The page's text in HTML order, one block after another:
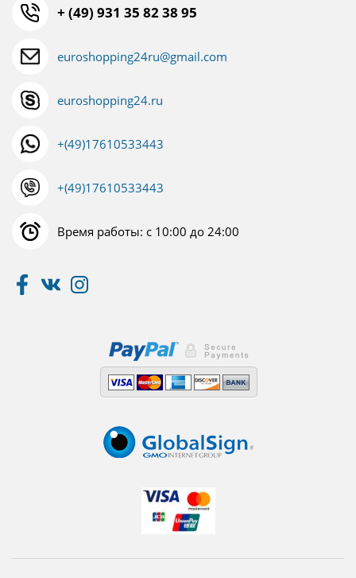
+ (49) 931 35 82 38 95
euroshopping24ru@gmail.com
euroshopping24.ru
+(49)17610533443
+(49)17610533443
Время работы: с 10:00 до 24:00